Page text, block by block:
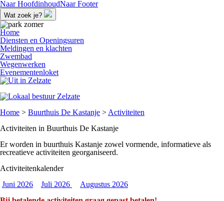
Naar HoofdinhoudNaar Footer
Wat zoek je?
Home
Diensten en Openingsuren
Meldingen en klachten
Zwembad
Wegenwerken
Evenementenloket
Home > Buurthuis De Kastanje > Activiteiten
Activiteiten in Buurthuis De Kastanje
Er worden in buurthuis Kastanje zowel vormende, informatieve als
recreatieve activiteiten georganiseerd.
Activiteitenkalender
Juni 2026
Juli 2026
Augustus 2026